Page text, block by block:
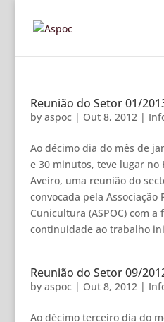
Reunião do Setor 01/
by aspoc| Out 8, 2012|
Ao décimo dia do mês de
e 30 minutos, teve lugar no
Aveiro, uma reunião do
convocada pela Associação
Cunicultura (ASPOC) com
continuidade ao trabalho
Reunião do Setor 09/
by aspoc| Out 8, 2012|
Ao décimo terceiro dia do